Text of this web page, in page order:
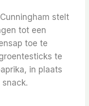
Cunningham stelt
tot een
toe te
te
in plaats